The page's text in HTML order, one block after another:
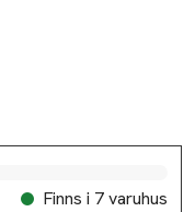
Finns i 7 varuhus